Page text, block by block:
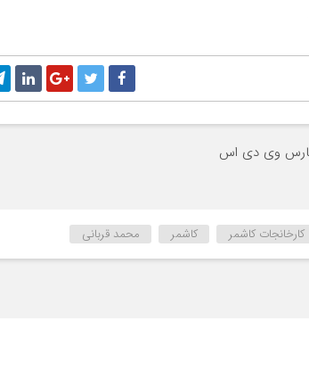
کارخانجات کاشمر کاشمر محمد قربانی